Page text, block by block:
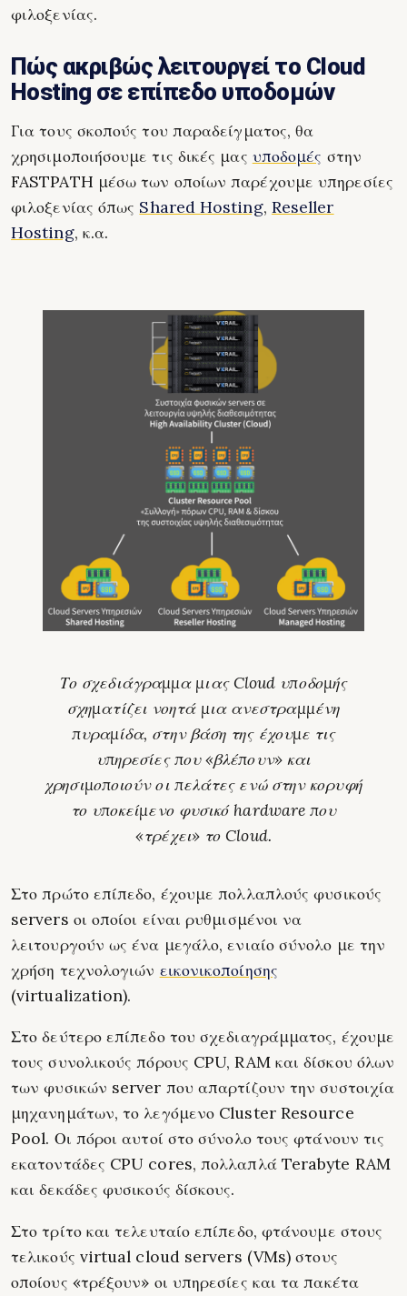
φιλοξενίας.
Πώς ακριβώς λειτουργεί το Cloud
Hosting σε επίπεδο υποδομών
Για τους σκοπούς του παραδείγματος, θα
χρησιμοποιήσουμε τις δικές μας υποδομές στην
FASTPATH μέσω των οποίων παρέχουμε υπηρεσίες
φιλοξενίας όπως Shared Hosting, Reseller
Hosting, κ.α.
Το σχεδιάγραμμα μιας Cloud υποδομής
σχηματίζει νοητά μια ανεστραμμένη
πυραμίδα, στην βάση της έχουμε τις
υπηρεσίες που «βλέπουν» και
χρησιμοποιούν οι πελάτες ενώ στην κορυφή
το υποκείμενο φυσικό hardware που
«τρέχει» το Cloud.
Στο πρώτο επίπεδο, έχουμε πολλαπλούς φυσικούς
servers οι οποίοι είναι ρυθμισμένοι να
λειτουργούν ως ένα μεγάλο, ενιαίο σύνολο με την
χρήση τεχνολογιών εικονικοποίησης
(virtualization).
Στο δεύτερο επίπεδο του σχεδιαγράμματος, έχουμε
τους συνολικούς πόρους CPU, RAM και δίσκου όλων
των φυσικών server που απαρτίζουν την συστοιχία
μηχανημάτων, το λεγόμενο Cluster Resource
Pool. Οι πόροι αυτοί στο σύνολο τους φτάνουν τις
εκατοντάδες CPU cores, πολλαπλά Terabyte RAM
και δεκάδες φυσικούς δίσκους.
Στο τρίτο και τελευταίο επίπεδο, φτάνουμε στους
τελικούς virtual cloud servers (VMs) στους
οποίους «τρέξουν» οι υπηρεσίες και τα πακέτα